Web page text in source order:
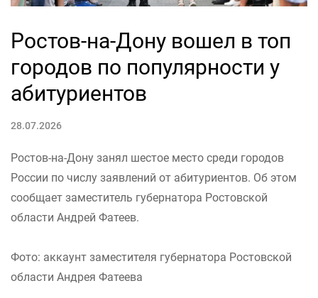
Ростов-на-Дону вошел в топ
городов по популярности у
абитуриентов
28.07.2026
Ростов-на-Дону занял шестое место среди городов
России по числу заявлений от абитуриентов. Об этом
сообщает заместитель губернатора Ростовской
области Андрей Фатеев.
Фото: аккаунт заместителя губернатора Ростовской
области Андрея Фатеева